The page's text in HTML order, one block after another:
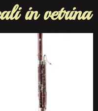
in vetrina